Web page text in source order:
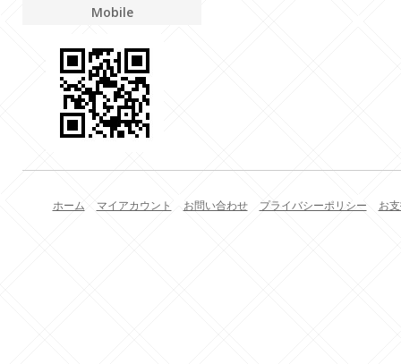
Mobile
ホーム マイアカウント お問い合わせ プライバシーポリシー お